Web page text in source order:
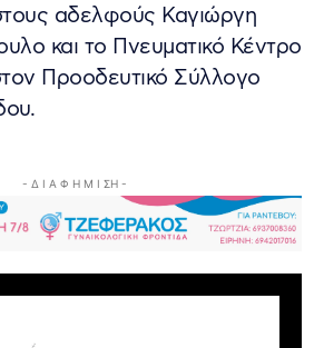
αδελφούς Καγιώργη
και το Πνευματικό Κέντρο
Προοδευτικό Σύλλογο
- Δ Ι Α Φ Η Μ Ι ΣΗ -